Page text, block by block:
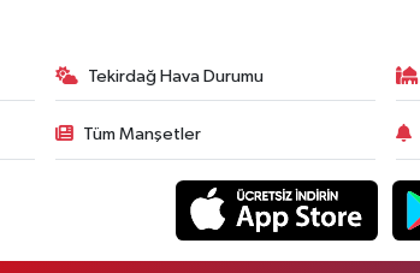
Tekirdağ Hava Durumu
Tüm Manşetler